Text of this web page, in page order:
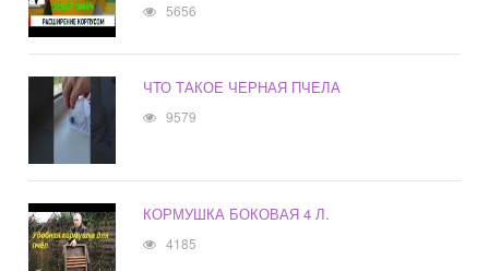
5656
ЧТО ТАКОЕ ЧЕРНАЯ ПЧЕЛА
9579
КОРМУШКА БОКОВАЯ 4 Л.
4185